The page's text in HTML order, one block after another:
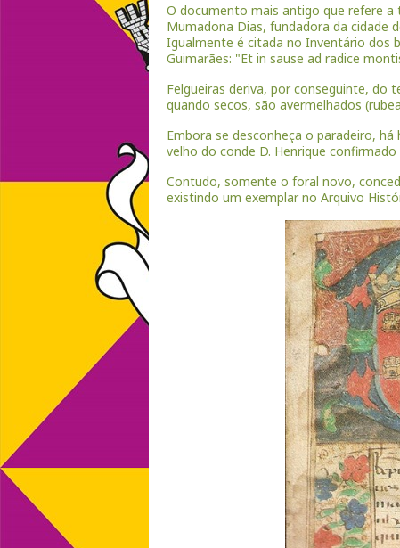
O documento mais antigo que refere
Mumadona Dias, fundadora da cidade
Igualmente é citada no Inventário dos
Guimarães: "Et in sause ad radice
Felgueiras deriva, por conseguinte, do
quando secos, são avermelhados
Embora se desconheça o paradeiro,
velho do conde D. Henrique
Contudo, somente o foral novo,
existindo um exemplar no Arquivo